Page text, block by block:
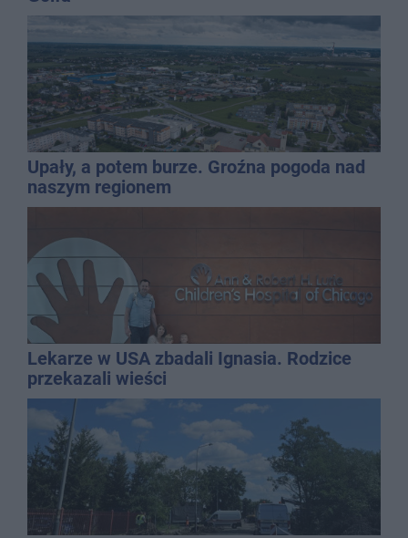
Upały, a potem burze. Groźna pogoda nad
naszym regionem
Lekarze w USA zbadali Ignasia. Rodzice
przekazali wieści